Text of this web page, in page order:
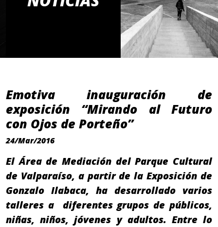
Emotiva inauguración de
exposición “Mirando al Futuro
con Ojos de Porteño”
24/Mar/2016
El Área de Mediación del Parque Cultural
de Valparaíso, a partir de la Exposición de
Gonzalo Ilabaca, ha desarrollado varios
talleres a diferentes grupos de públicos,
niñas, niños, jóvenes y adultos. Entre lo